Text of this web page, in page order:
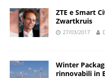
ZTE e Smart
Zwartkruis
27/03/2017
Winter
rinnovabili in